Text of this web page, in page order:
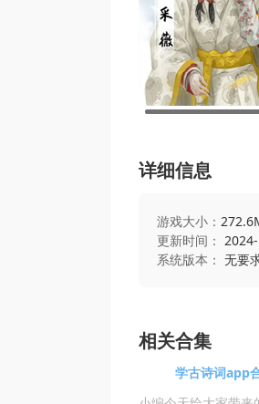
详细信息
游戏大小：
更新时间：
系统版本： 无要
相关合集
学古诗词app